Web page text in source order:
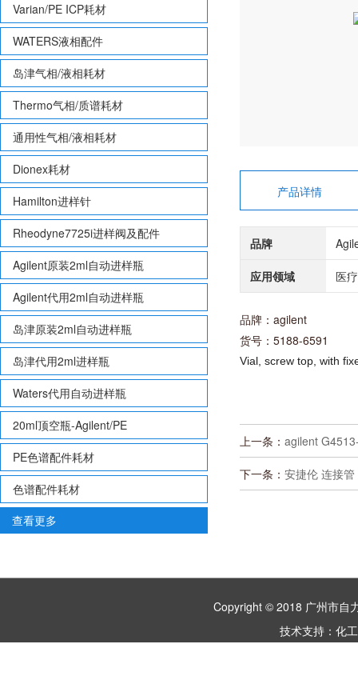
Varian/PE ICP耗材
WATERS液相配件
岛津气相/液相耗材
Thermo气相/质谱耗材
通用性气相/液相耗材
Dionex耗材
Hamilton进样针
Rheodyne7725i进样阀及配件
Agilent原装2ml自动进样瓶
Agilent代用2ml自动进样瓶
岛津原装2ml自动进样瓶
岛津代用2ml进样瓶
Waters代用自动进样瓶
20ml顶空瓶-Agilent/PE
PE色谱配件耗材
色谱配件耗材
查看更多
产品详情
品牌
应用领域 医
品牌：agilent
货号：5188-6591
Vial, screw top, with
上一条： agilent
下一条： 安捷伦 连接
Copyright © 2018 广州市
技术支持： 化